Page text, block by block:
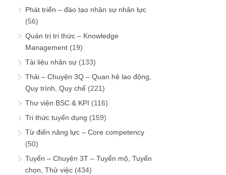
Phát triển – đào tạo nhân sự nhân lực
(56)
Quản trị tri thức – Knowledge
Management (19)
Tài liệu nhân sự (133)
Thải – Chuyện 3Q – Quan hệ lao động,
Quy trình, Quy chế (221)
Thư viện BSC & KPI (116)
Tri thức tuyển dụng (159)
Từ điển năng lực – Core competency
(50)
Tuyển – Chuyện 3T – Tuyển mộ, Tuyển
chọn, Thử việc (434)